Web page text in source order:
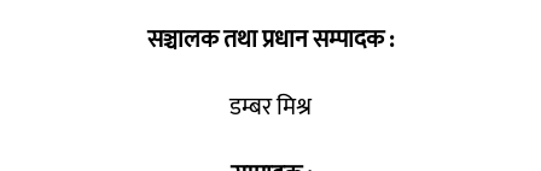
सञ्चालक तथा प्रधान सम्पादक :
डम्बर मिश्र